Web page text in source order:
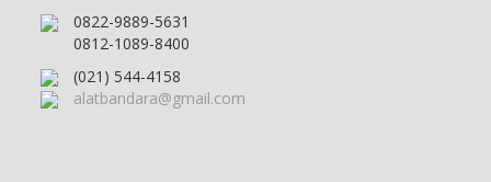
0822-9889-5631
0812-1089-8400
(021) 544-4158
alatbandara@gmail.com